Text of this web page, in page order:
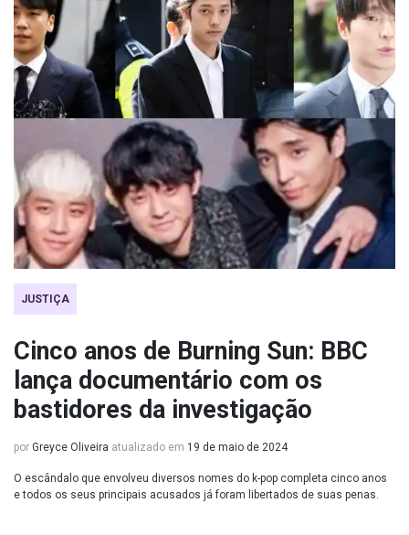
JUSTIÇA
Cinco anos de Burning Sun: BBC
lança documentário com os
bastidores da investigação
por Greyce Oliveira atualizado em 19 de maio de 2024
O escândalo que envolveu diversos nomes do k-pop completa cinco anos
e todos os seus principais acusados já foram libertados de suas penas.